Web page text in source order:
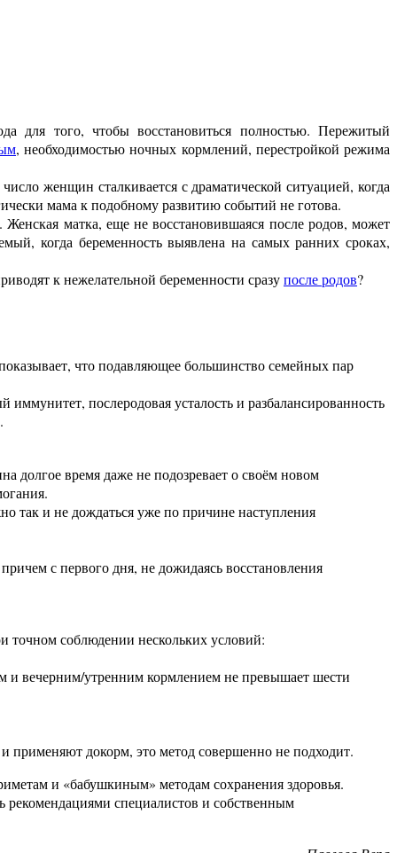
для того, чтобы восстановиться полностью. Пережитый
, необходимостью ночных кормлений, перестройкой режима
женщин сталкивается с драматической ситуацией, когда
мама к подобному развитию событий не готова.
матка, еще не восстановившаяся после родов, может
когда беременность выявлена на самых ранних сроках,
к нежелательной беременности сразупосле родов?
что подавляющее большинство семейных пар
послеродовая усталость и разбалансированность
долгое время даже не подозревает о своём новом
так и не дождаться уже по причине наступления
с первого дня, не дожидаясь восстановления
точном соблюдении нескольких условий:
и вечерним/утренним кормлением не превышает шести
докорм, это метод совершенно не подходит.
и «бабушкиным» методам сохранения здоровья.
рекомендациями специалистов и собственным